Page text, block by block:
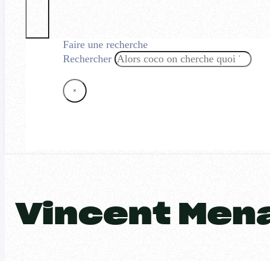
Faire une recherche
Rechercher
×
Vincent